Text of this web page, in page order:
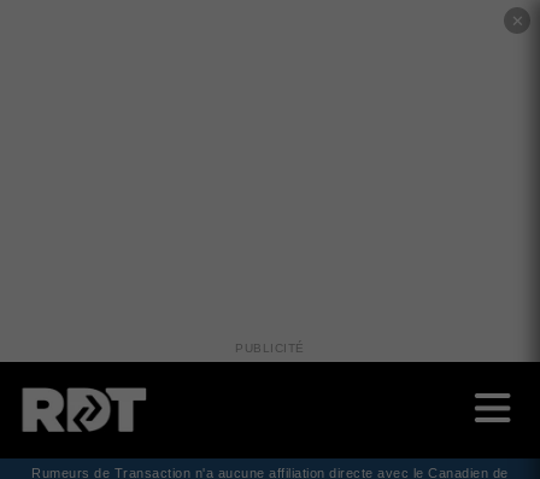
✕
PUBLICITÉ
Rumeurs de Transaction n'a aucune affiliation directe avec le Canadien de